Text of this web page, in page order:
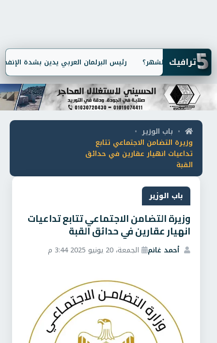
5ترافيك رئيس البرلمان العربي يدين بشدة
• باب الوزير •
وزيرة التضامن الاجتماعي تتابع
تداعيات انهيار عقارين في حدائق
القبة
باب الوزير
وزيرة التضامن الاجتماعي تتابع تداعيات
انهيار عقارين في حدائق القبة
أحمد غانم الجمعة، 20 يونيو 2025 3:44 م